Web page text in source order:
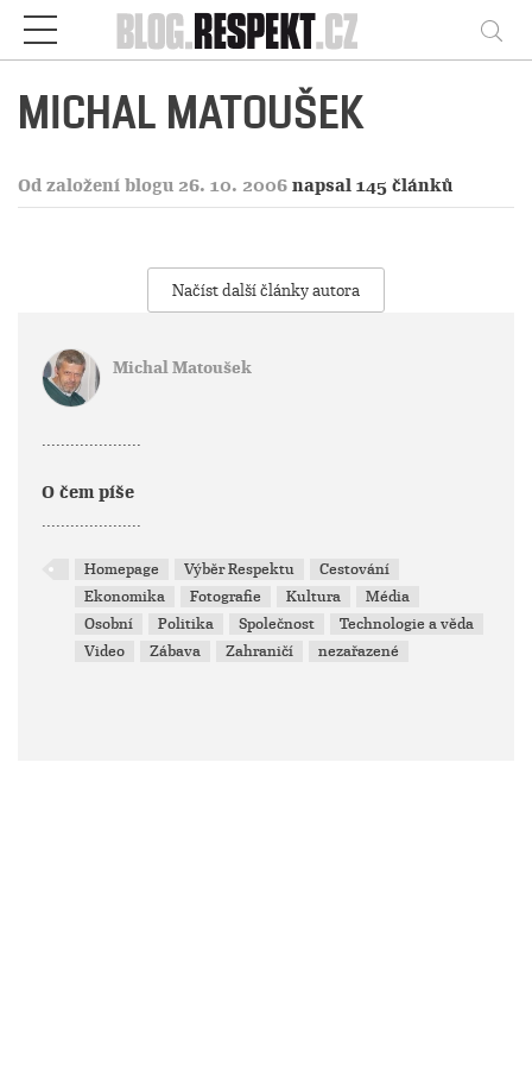
Respekt
MICHAL MATOUŠEK
Od založení blogu 26. 10. 2006 napsal 145 článků
Načíst další články autora
Michal Matoušek
.....................
O čem píše
.....................
Homepage Výběr Respektu
Cestování
Ekonomika
Fotografie Kultura
Média
Osobní
Politika Společnost
Technologie a věda
Video
Zábava Zahraničí nezařazené